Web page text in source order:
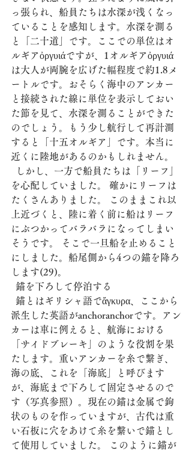
っ張られ、船員たちは水深が浅くなっ
ていることを感知します。水深を測る
と「二十道」です。ここでの単位はオ
ルギアὀργυιάですが、1オルギアὀργυιά
は大人が両腕を広げた幅程度で約1.8メ
ートルです。おそらく海中のアンカー
と接続された線に単位を表示しておい
た節を見て、水深を測ることができた
のでしょう。もう少し航行して再計測
すると「十五オルギア」です。本当に
近くに陸地があるのかもしれません。
を心配していました。 確かにリーフは
たくさんありました。 このままこれ以
上近づくと、陸に着く前に船はリーフ
にぶつかってバラバラになってしまい
そうです。 そこで一旦船を止めること
にしました。船尾側から4つの錨を降ろ
します(29)。
  錨を下ろして停泊する
派生した英語がanchoranchorです。アン
カーは車に例えると、航海における
「サイドブレーキ」のような役割を果
たします。重いアンカーを糸で繋ぎ、
海の底、これを「海底」と呼びます
が、海底まで下ろして固定させるので
す（写真参照）。現在の錨は金属で鉤
状のものを作っていますが、古代は重
い石板に穴をあけて糸を繋いで錨とし
て使用していました。 このように錨が